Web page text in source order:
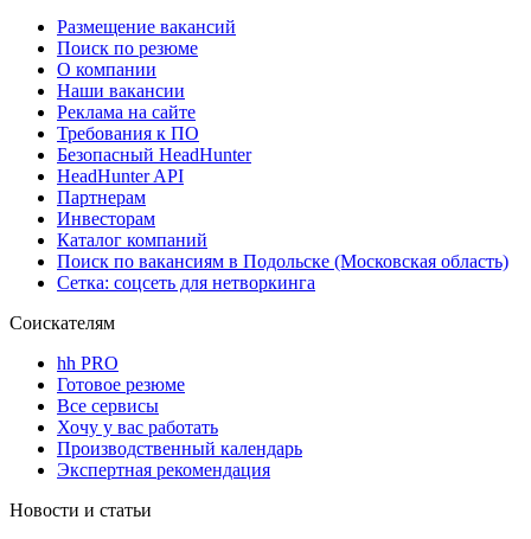
Размещение вакансий
Поиск по резюме
О компании
Наши вакансии
Реклама на сайте
Требования к ПО
Безопасный HeadHunter
HeadHunter API
Партнерам
Инвесторам
Каталог компаний
Поиск по вакансиям в Подольске (Московская область)
Сетка: соцсеть для нетворкинга
Соискателям
hh PRO
Готовое резюме
Все сервисы
Хочу у вас работать
Производственный календарь
Экспертная рекомендация
Новости и статьи